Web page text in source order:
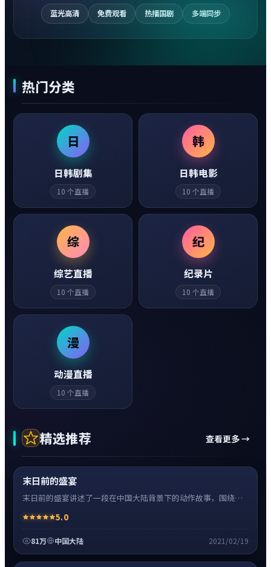
蓝光高清 免费观看 热播国剧 多端同步
热门分类
日
日韩剧集
10 个直播
韩
日韩电影
10 个直播
综
综艺直播
10 个直播
纪
纪录片
10 个直播
漫
动漫直播
10 个直播
精选推荐 查看更多 →
超清4K
动作
末日前的盛宴
末日前的盛宴讲述了一段在中国大陆背景下的动作故事，围绕张
凑、情绪克制。
5.0
81万 中国大陆 2021/02/19